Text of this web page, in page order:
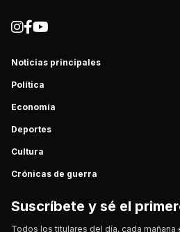
Noticias principales
Política
Economía
Deportes
Cultura
Crónicas de guerra
Suscríbete y sé el
Todos los titulares del día, cada mañana